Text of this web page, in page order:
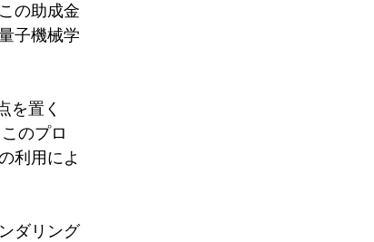
の助成金
子機械学
を置く
のプロ
利用によ
ダリング